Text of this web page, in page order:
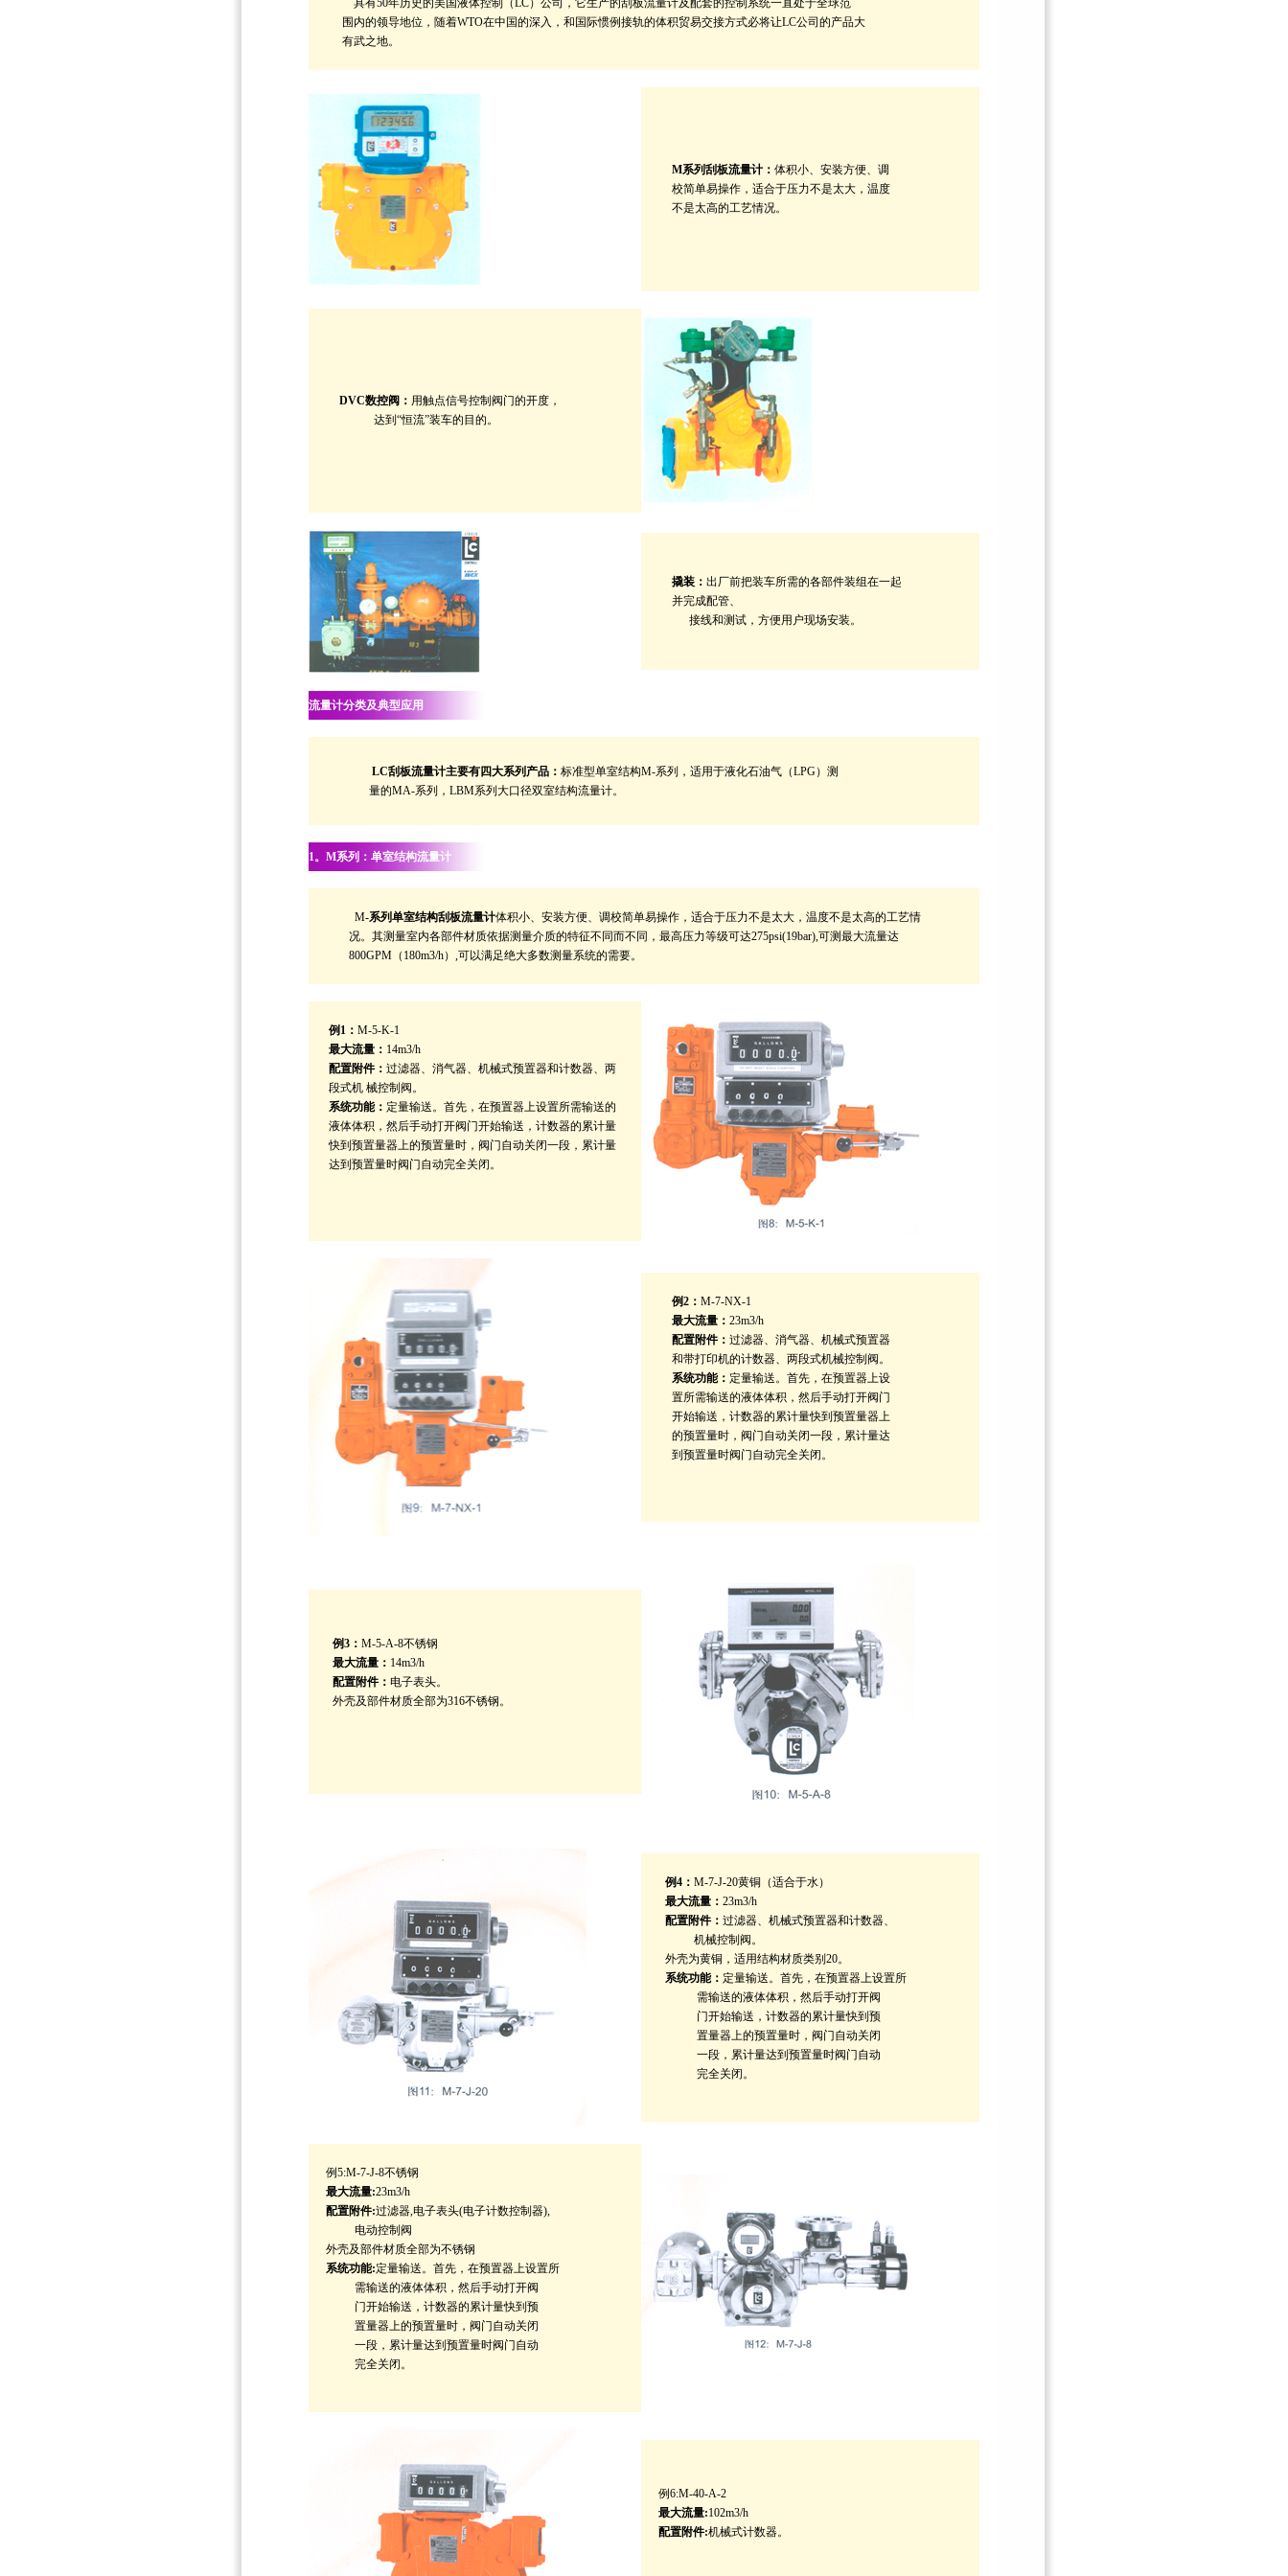
具有50年历史的美国液体控制（LC）公司，它生产的刮板流量计及配套的控制系统一直处于全球范
围内的领导地位，随着WTO在中国的深入，和国际惯例接轨的体积贸易交接方式必将让LC公司的产品大
有武之地。
M系列刮板流量计： 体积小、安装方便、调
校简单易操作，适合于压力不是太大，温度
不是太高的工艺情况。
DVC数控阀： 用触点信号控制阀门的开度，
达到“恒流”装车的目的。
撬装： 出厂前把装车所需的各部件装组在一起
并完成配管、
接线和测试，方便用户现场安装。
流量计分类及典型应用
LC刮板流量计主要有四大系列产品： 标准型单室结构M-系列，适用于液化石油气（LPG）测
量的MA-系列，LBM系列大口径双室结构流量计。
1。M系列：单室结构流量计
M-系列单室结构刮板流量计体积小、安装方便、调校简单易操作，适合于压力不是太大，温度不是太高的工艺情
况。其测量室内各部件材质依据测量介质的特征不同而不同，最高压力等级可达275psi(19bar),可测最大流量达
800GPM（180m3/h）,可以满足绝大多数测量系统的需要。
例1： M-5-K-1
最大流量： 14m3/h
配置附件： 过滤器、消气器、机械式预置器和计数器、两
段式机 械控制阀。
系统功能： 定量输送。首先，在预置器上设置所需输送的
液体体积，然后手动打开阀门开始输送，计数器的累计量
快到预置量器上的预置量时，阀门自动关闭一段，累计量
达到预置量时阀门自动完全关闭。
例2： M-7-NX-1
最大流量： 23m3/h
配置附件： 过滤器、消气器、机械式预置器
和带打印机的计数器、两段式机械控制阀。
系统功能： 定量输送。首先，在预置器上设
置所需输送的液体体积，然后手动打开阀门
开始输送，计数器的累计量快到预置量器上
的预置量时，阀门自动关闭一段，累计量达
到预置量时阀门自动完全关闭。
例3： M-5-A-8不锈钢
最大流量： 14m3/h
配置附件： 电子表头。
外壳及部件材质全部为316不锈钢。
例4： M-7-J-20黄铜（适合于水）
最大流量： 23m3/h
配置附件： 过滤器、机械式预置器和计数器、
机械控制阀。
外壳为黄铜，适用结构材质类别20。
系统功能： 定量输送。首先，在预置器上设置所
需输送的液体体积，然后手动打开阀
门开始输送，计数器的累计量快到预
置量器上的预置量时，阀门自动关闭
一段，累计量达到预置量时阀门自动
完全关闭。
例5:M-7-J-8不锈钢
最大流量:23m3/h
配置附件:过滤器,电子表头(电子计数控制器),
电动控制阀
外壳及部件材质全部为不锈钢
系统功能:定量输送。首先，在预置器上设置所
需输送的液体体积，然后手动打开阀
门开始输送，计数器的累计量快到预
置量器上的预置量时，阀门自动关闭
一段，累计量达到预置量时阀门自动
完全关闭。
例6:M-40-A-2
最大流量:102m3/h
配置附件:机械式计数器。